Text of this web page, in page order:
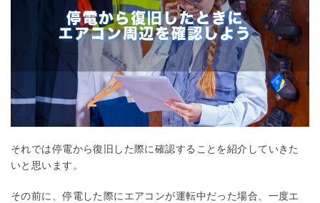
それでは停電から復旧した際に確認することを紹介していきた
いと思います。
その前に、停電した際にエアコンが運転中だった場合、一度エ